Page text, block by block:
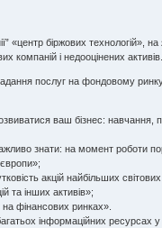
«центр біржових технологій»,
компаній і недооцінених активів.
послуг на фондовому
ваш бізнес: навчання,
знати: на момент роботи
акцій найбільших
та інших активів»;
на фінансових ринках».
інформаційних ресурсах